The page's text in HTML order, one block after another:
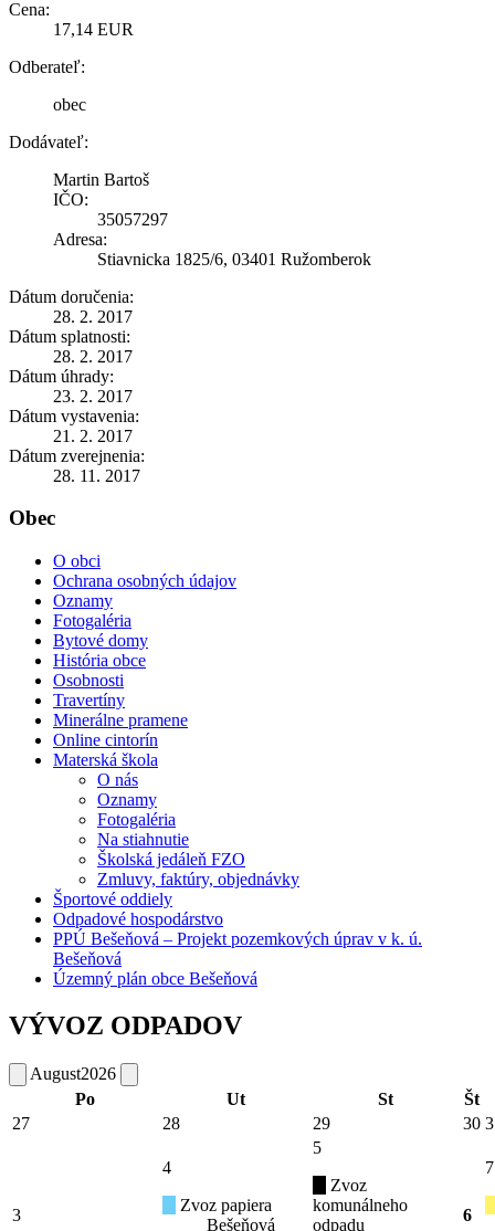
Cena:
17,14 EUR
Odberateľ:
obec
Dodávateľ:
Martin Bartoš
IČO:
35057297
Adresa:
Stiavnicka 1825/6, 03401 Ružomberok
Dátum doručenia:
28. 2. 2017
Dátum splatnosti:
28. 2. 2017
Dátum úhrady:
23. 2. 2017
Dátum vystavenia:
21. 2. 2017
Dátum zverejnenia:
28. 11. 2017
Obec
O obci
Ochrana osobných údajov
Oznamy
Fotogaléria
Bytové domy
História obce
Osobnosti
Travertíny
Minerálne pramene
Online cintorín
Materská škola
O nás
Oznamy
Fotogaléria
Na stiahnutie
Školská jedáleň FZO
Zmluvy, faktúry, objednávky
Športové oddiely
Odpadové hospodárstvo
PPÚ Bešeňová – Projekt pozemkových úprav v k. ú.
Bešeňová
Územný plán obce Bešeňová
VÝVOZ ODPADOV
August2026
Po
Ut St
Št
27
28 29 30
3
4
Zvoz papiera
Bešeňová
5
Zvoz
komunálneho
odpadu
6
7